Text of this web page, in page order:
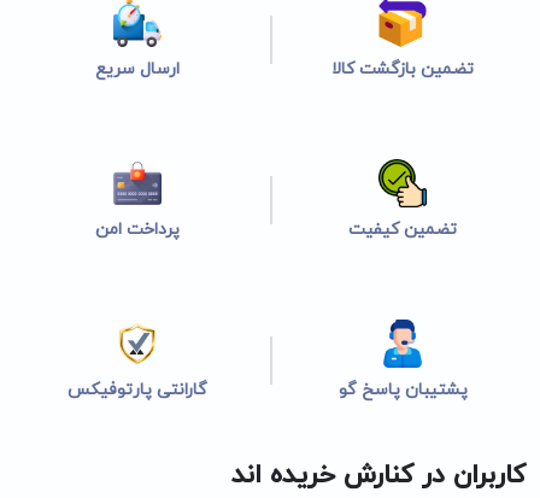
تضمین بازگشت کالا ارسال سریع
تضمین کیفیت پرداخت امن
پشتیبان پاسخ گو گارانتی پارتوفیکس
کاربران در کنارش خریده اند